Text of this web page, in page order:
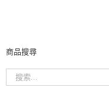
商品搜尋